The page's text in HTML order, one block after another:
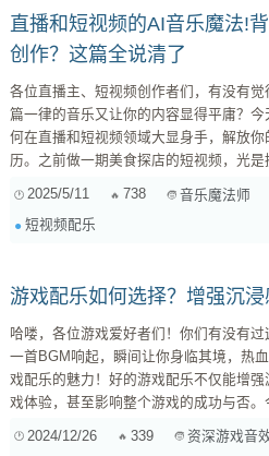
提到了这六个音乐网站,而在当时
直播和短视频的AI音乐魔法!
创作？这篇全说清了
各位直播主、短视频创作者们，有没有
篇一律的音乐又让你的内容显得平庸？
何在直播和短视频领域大显身手，解放你的创作力！ 先
历。之前做一期美食探店的短视频，光
么风格不搭，要么版权受限，简直让人
具，效果简直惊艳！不仅能根据视频内
整，简直是效率神器！ 一、AI音乐：直播和短视频的“新宠”？ AI音乐，简
2025/5/11 738 音乐魔法师
短视频配乐
游戏配乐如何选择？增强沉浸
哈喽，各位游戏爱好者们！你们有没有
一首BGM响起，瞬间让你身临其境，热
戏配乐的魅力！好的游戏配乐不仅能增
戏体验，甚至影响整个游戏的成功与否。
2024/12/26 339 资深游戏音